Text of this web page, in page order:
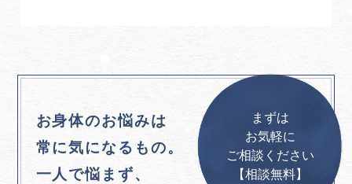
お身体のお悩みは
常に気になるもの。
一人で悩まず、
まずは
お気軽に
ご相談ください
【相談無料】